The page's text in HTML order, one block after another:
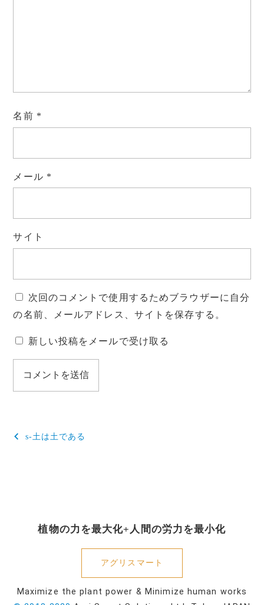
名前 *
メール *
サイト
次回のコメントで使用するためブラウザーに自分
の名前、メールアドレス、サイトを保存する。
新しい投稿をメールで受け取る
投
s-土は土である
植物の力を最大化+人間の労力を最小化
アグリスマート
Maximize the plant power & Minimize human works